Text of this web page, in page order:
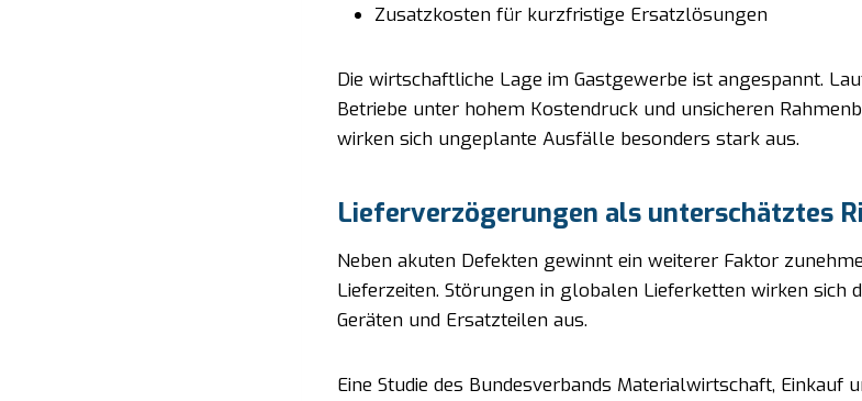
Zusatzkosten für kurzfristige Ersatzlösungen
Die wirtschaftliche Lage im Gastgewerbe ist angespannt.
Betriebe unter hohem Kostendruck und unsicheren
wirken sich ungeplante Ausfälle besonders stark aus.
Lieferverzögerungen als unterschätztes
Neben akuten Defekten gewinnt ein weiterer Faktor
Lieferzeiten. Störungen in globalen Lieferketten wirken sich
Geräten und Ersatzteilen aus.
Eine Studie des Bundesverbands Materialwirtschaft, Einkauf